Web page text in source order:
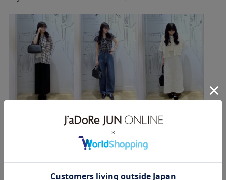
ROPÉ PICNIC ストレート ブルべ冬 混合
トップス Tシャツ/カットソー ジャケット/アウター
パンツ
ショルダーバッグ シューズ スニーカー GDM54820
24ropepicnicaudrey
RP_新作おすすめ RP軽アウター Special_pickup